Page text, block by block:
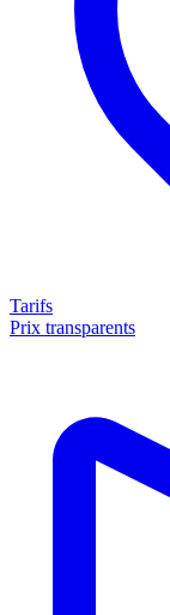
Tarifs
Prix transparents